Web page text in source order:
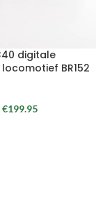
digitale
BR152
€199.95